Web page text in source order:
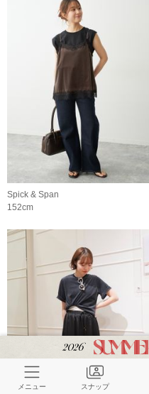
Spick & Span
152cm
メニュー スナップ